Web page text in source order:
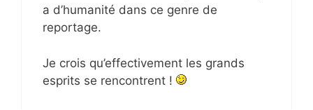
a d’humanité dans ce genre de
reportage.
Je crois qu’effectivement les grands
esprits se rencontrent !